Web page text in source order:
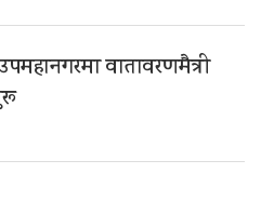
वातावरणमैत्री